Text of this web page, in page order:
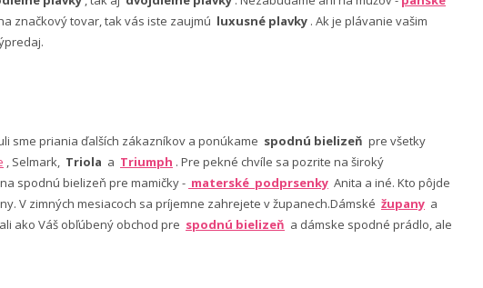
značkový tovar, tak vás iste zaujmú luxusné plavky . Ak je plávanie vašim
sme priania ďalších zákazníkov a ponúkame spodnú bielizeň pre všetky
, Selmark, Triola a Triumph . Pre pekné chvíle sa pozrite na široký
spodnú bielizeň pre mamičky - materské podprsenky Anita a iné. Kto pôjde
V zimných mesiacoch sa príjemne zahrejete v županech.Dámské župany a
ako Váš obľúbený obchod pre spodnú bielizeň a dámske spodné prádlo, ale